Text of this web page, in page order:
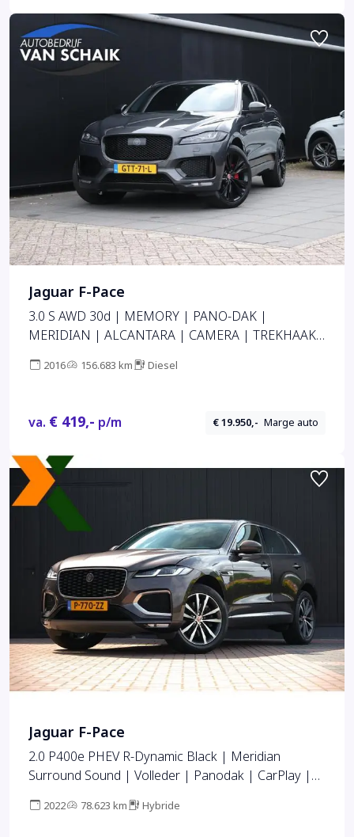
Jaguar F-Pace
3.0 S AWD 30d | MEMORY | PANO-DAK |
MERIDIAN | ALCANTARA | CAMERA | TREKHAAK
| 2016 156.683 km Diesel
va. € 419,- p/m € 19.950,- Marge auto
Jaguar F-Pace
2.0 P400e PHEV R-Dynamic Black | Meridian
Surround Sound | Volleder | Panodak | CarPlay |
Org NL
2022 78.623 km Hybride